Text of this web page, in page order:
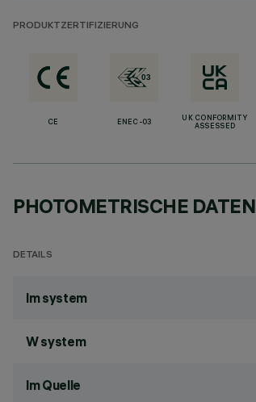
PRODUKTZERTIFIZIERUNG
CE ENEC-03
UK CONFORMITY
ASSESSED
PHOTOMETRISCHE DATEN
DETAILS
lm system
W system
lm Quelle